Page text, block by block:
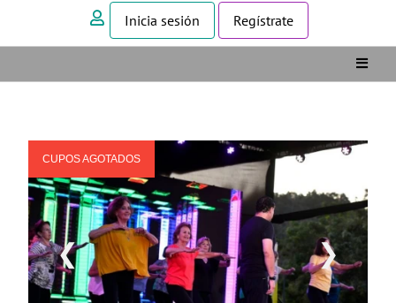
Inicia sesión Regístrate
CUPOS AGOTADOS
❮ ❯